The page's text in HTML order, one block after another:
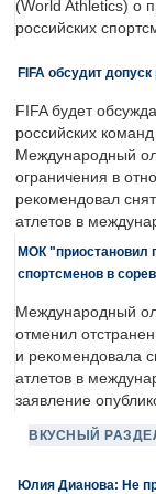
(World Athletics) о
российских
FIFA обсудит
FIFA будет
российских
Международный
ограничения в
рекомендовал
атлетов в
МОК "приостановил
спортсменов в
Международный
отменил
и рекомендовала
атлетов в
заявление
ВКУСНЫЙ
Юлия Дианова: Не